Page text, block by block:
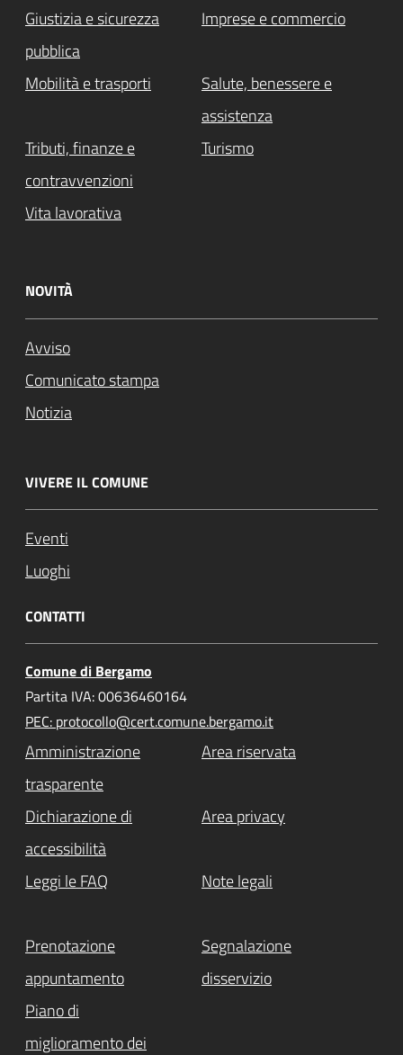
Giustizia e sicurezza
pubblica
Imprese e commercio
Mobilità e trasporti
Salute, benessere e
assistenza
Tributi, finanze e
contravvenzioni
Turismo
Vita lavorativa
NOVITÀ
Avviso
Comunicato stampa
Notizia
VIVERE IL COMUNE
Eventi
Luoghi
CONTATTI
Comune di Bergamo
Partita IVA: 00636460164
PEC: protocollo@cert.comune.bergamo.it
Amministrazione
trasparente
Area riservata
Dichiarazione di
accessibilità
Area privacy
Leggi le FAQ Note legali
Prenotazione
appuntamento
Segnalazione
disservizio
Piano di
miglioramento dei